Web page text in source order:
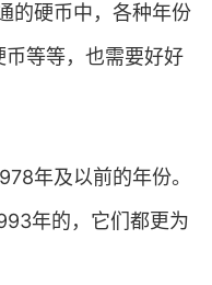
的硬币中，各种年份
等等，也需要好好
年及以前的年份。
年的，它们都更为